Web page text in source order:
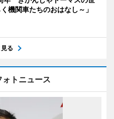
機関車たちのおはなし～」
る
ォトニュース